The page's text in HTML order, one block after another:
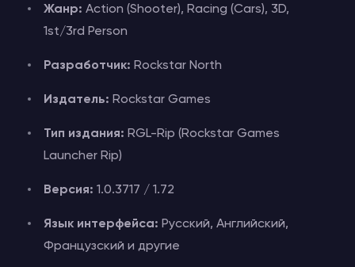
Жанр: Action (Shooter), Racing (Cars), 3D,
1st/3rd Person
Разработчик: Rockstar North
Издатель: Rockstar Games
Тип издания: RGL-Rip (Rockstar Games
Launcher Rip)
Версия: 1.0.3717 / 1.72
Язык интерфейса: Русский, Английский,
Французский и другие